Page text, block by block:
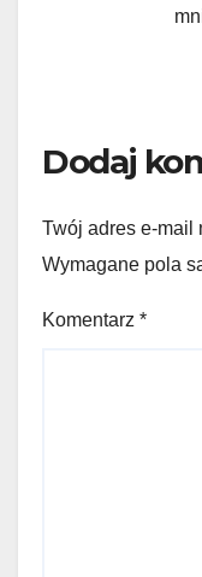
Dodaj
Twój adres e-mail
Wymagane pola
Komentarz *